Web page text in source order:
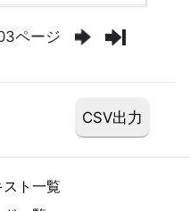
ページ
スト一覧